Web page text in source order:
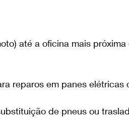
até a oficina mais
reparos em panes elétricas
de pneus ou